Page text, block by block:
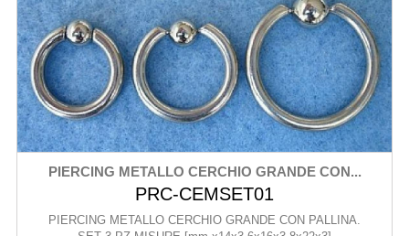
PIERCING METALLO CERCHIO GRANDE CON...
PRC-CEMSET01
PIERCING METALLO CERCHIO GRANDE CON PALLINA.